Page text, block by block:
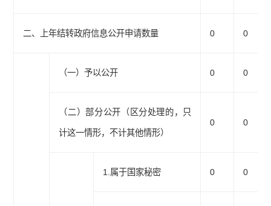
二、上年结转政府信息公开申请数量 0 0
（一）予以公开 0 0
（二）部分公开（区分处理的，只
计这一情形，不计其他情形）
0 0
1.属于国家秘密 0 0